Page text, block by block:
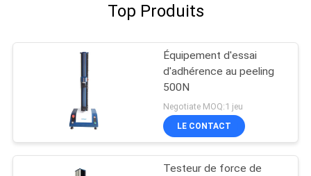
Top Produits
Équipement d'essai
d'adhérence au peeling
500N
Negotiate MOQ:1 jeu
LE CONTACT
Testeur de force de